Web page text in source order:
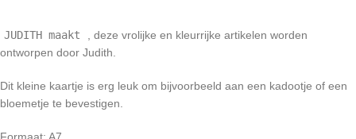
JUDITH maakt
, deze vrolijke en kleurrijke artikelen worden
ontworpen door Judith.
Dit kleine kaartje is erg leuk om bijvoorbeeld aan een kadootje of een
bloemetje te bevestigen.
Formaat: A7